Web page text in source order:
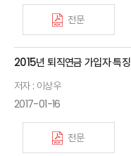
전문
2015년 퇴직연금 가입자 특징
저자 : 이상우
2017-01-16
전문